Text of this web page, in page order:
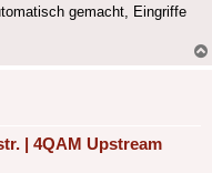
gemacht, Eingriffe
| 4QAM Upstream